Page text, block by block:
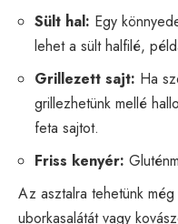
Sült hal: Egy
lehet a sült halfilé,
Grillezett sajt: Ha
grillezhetünk mellé
feta sajtot.
Friss kenyér:
Az asztalra tehetünk
uborkasalátát vagy